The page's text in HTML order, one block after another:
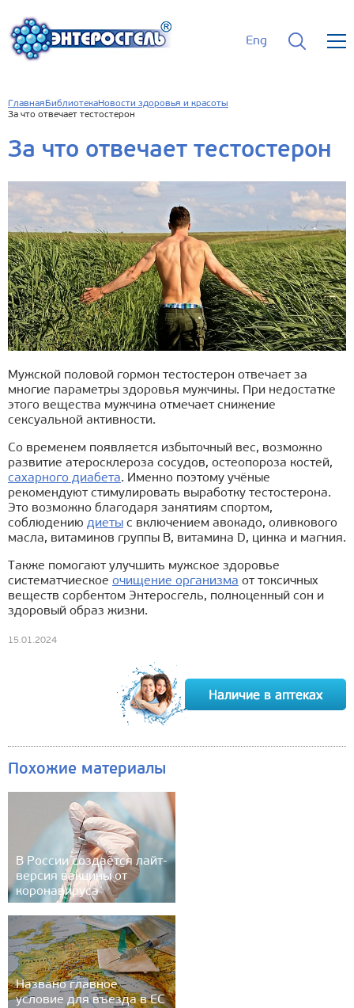
Eng
Главная БиблиотекаНовости здоровья и красоты
За что отвечает тестостерон
За что отвечает тестостерон
Мужской половой гормон тестостерон отвечает за
многие параметры здоровья мужчины. При недостатке
этого вещества мужчина отмечает снижение
сексуальной активности.
Со временем появляется избыточный вес, возможно
развитие атеросклероза сосудов, остеопороза костей,
сахарного диабета. Именно поэтому учёные
рекомендуют стимулировать выработку тестостерона.
Это возможно благодаря занятиям спортом,
соблюдению диеты с включением авокадо, оливкового
масла, витаминов группы В, витамина D, цинка и магния.
Также помогают улучшить мужское здоровье
систематчиеское очищение организма от токсичных
веществ сорбентом Энтеросгель, полноценный сон и
здоровый образ жизни.
15.01.2024
Похожие материалы
В России создаётся лайт-
версия вакцины от
коронавируса
Названо главное
условие для въезда в ЕС